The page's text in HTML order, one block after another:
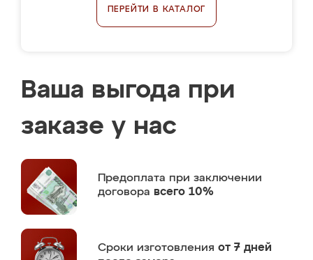
ПЕРЕЙТИ В КАТАЛОГ
Ваша выгода при
заказе у нас
Предоплата при заключении
договора всего 10%
Сроки изготовления от 7 дней